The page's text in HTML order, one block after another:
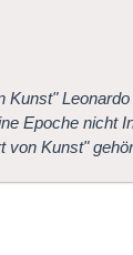
Epoche nicht
von Kunst"